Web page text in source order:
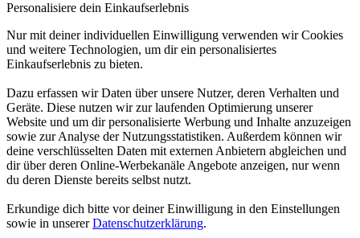
Personalisiere dein Einkaufserlebnis
Nur mit deiner individuellen Einwilligung verwenden wir Cookies
und weitere Technologien, um dir ein personalisiertes
Einkaufserlebnis zu bieten.
Dazu erfassen wir Daten über unsere Nutzer, deren Verhalten und
Geräte. Diese nutzen wir zur laufenden Optimierung unserer
Website und um dir personalisierte Werbung und Inhalte anzuzeigen
sowie zur Analyse der Nutzungsstatistiken. Außerdem können wir
deine verschlüsselten Daten mit externen Anbietern abgleichen und
dir über deren Online-Werbekanäle Angebote anzeigen, nur wenn
du deren Dienste bereits selbst nutzt.
Erkundige dich bitte vor deiner Einwilligung in den Einstellungen
sowie in unsererDatenschutzerklärung.